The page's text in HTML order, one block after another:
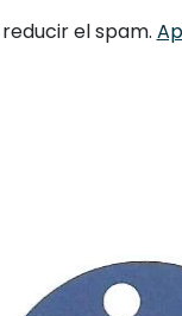
el spam.